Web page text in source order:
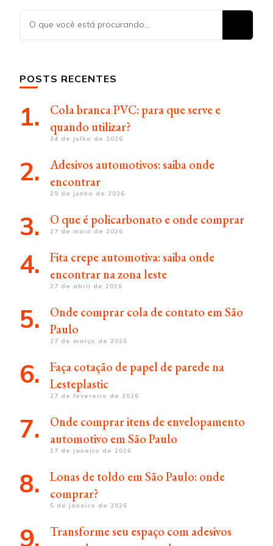
Procurando
algo?
POSTS RECENTES
Cola branca PVC: para que serve e
quando utilizar?
24 de julho de 2026
Adesivos automotivos: saiba onde
encontrar
29 de junho de 2026
O que é policarbonato e onde comprar
27 de maio de 2026
Fita crepe automotiva: saiba onde
encontrar na zona leste
27 de abril de 2026
Onde comprar cola de contato em São
Paulo
27 de março de 2026
Faça cotação de papel de parede na
Lesteplastic
27 de fevereiro de 2026
Onde comprar itens de envelopamento
automotivo em São Paulo
27 de janeiro de 2026
Lonas de toldo em São Paulo: onde
comprar?
5 de janeiro de 2026
Transforme seu espaço com adesivos